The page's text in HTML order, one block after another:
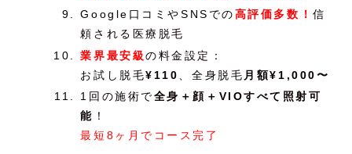
Google口コミやSNSでの高評価多数！信
頼される医療脱毛
業界最安級の料金設定：
お試し脱毛¥110 、全身脱毛 月額¥1,000〜
1回の施術で全身＋顔＋VIOすべて照射可
能 ！
最短8ヶ月でコース完了